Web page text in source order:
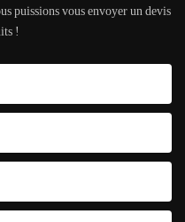
puissions vous envoyer un devis
!